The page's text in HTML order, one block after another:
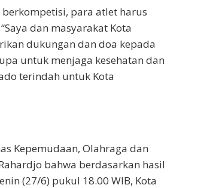
para atlet harus
dan masyarakat Kota
dukungan dan doa kepada
untuk menjaga kesehatan dan
terindah untuk Kota
Kepemudaan, Olahraga dan
bahwa berdasarkan hasil
(27/6) pukul 18.00 WIB, Kota